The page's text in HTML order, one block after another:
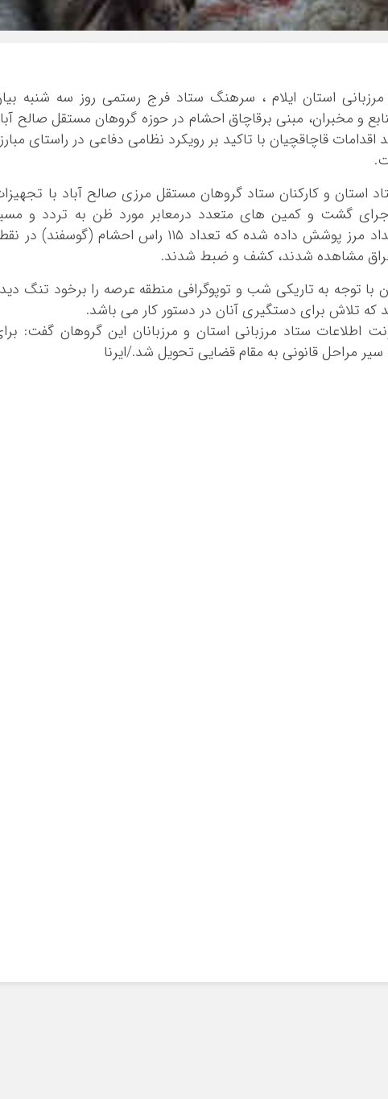
بوشهر
خراسان
خراسان رضوی
خراسان
زنجان
سمنان
سیستان و
قزوین
کردستان
مرزبانی استان ایلام ، سرهنگ ستاد فرج رستمی روز سه شنبه
و مخبران، مبنی برقاچاق احشام در حوزه گروهان مستقل صالح
اقدامات قاچاقچیان با تاکید بر رویکرد نظامی دفاعی در راستای
استان و کارکنان ستاد گروهان مستقل مرزی صالح آباد با
گشت و کمین های متعدد درمعابر مورد ظن به تردد و
قاچاقچیان ضمن اجرای طرح مهار و انسداد مرز پوشش داده شده که تعداد ۱۱۵ راس احشام (گوسفند)
مشاهده شدند، کشف و ضبط شدند.
با توجه به تاریکی شب و توپوگرافی منطقه عرصه را برخود تنگ
که تلاش برای دستگیری آنان در دستور کار می باشد.
اطلاعات ستاد مرزبانی استان و مرزبانان این گروهان گفت:
مراحل قانونی به مقام قضایی تحویل شد./ایرنا